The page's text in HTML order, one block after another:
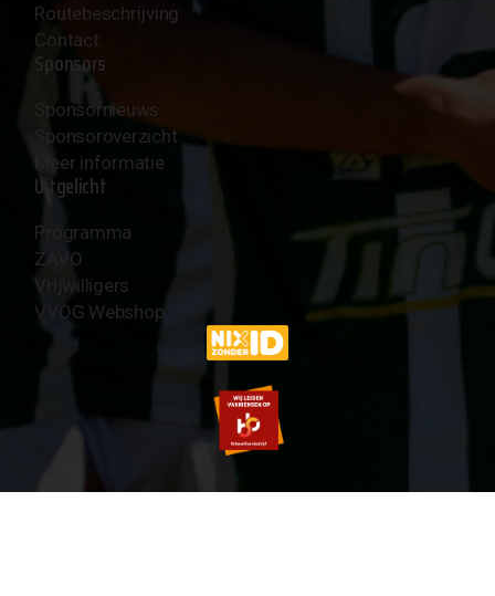
Routebeschrijving
Contact
Sponsors
Sponsornieuws
Sponsoroverzicht
Meer informatie
Uitgelicht
Programma
ZAVO
Vrijwilligers
VVOG Webshop